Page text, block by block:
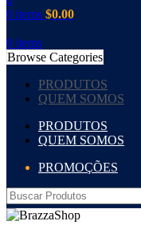
0 items $0.00
0 items
Browse Categories
PRODUTOS
QUEM SOMOS
PRODUTOS
QUEM SOMOS
PROMOÇÕES